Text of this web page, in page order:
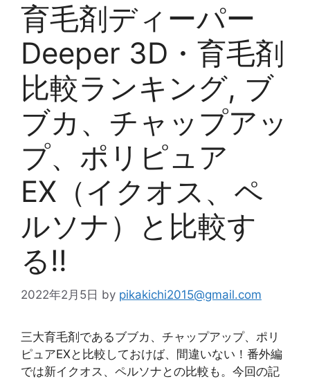
育毛剤ディーパー
Deeper 3D・育毛剤
比較ランキング, ブ
ブカ、チャップアッ
プ、ポリピュア
EX（イクオス、ペ
ルソナ）と比較す
る!!
2022年2月5日 by pikakichi2015@gmail.com
三大育毛剤であるブブカ、チャップアップ、ポリ
ピュアEXと比較しておけば、間違いない！番外編
では新イクオス、ペルソナとの比較も。今回の記